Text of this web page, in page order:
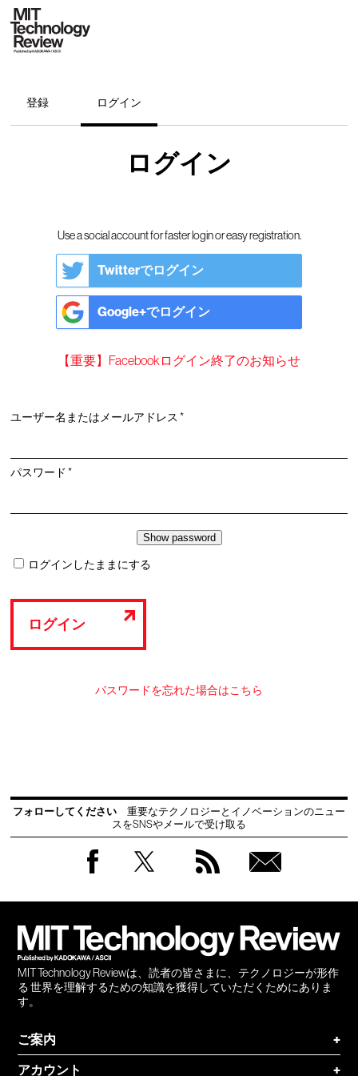
登録 ログイン
ログイン
Use a social account for faster login or easy registration.
Twitterでログイン
Google+でログイン
【重要】Facebookログイン終了のお知らせ
ユーザー名またはメールアドレス*必
パスワード*必
ログインしたままにする
ログイン
パスワードを忘れた場合はこちら
フォローしてください
重要なテクノロジーとイノベーションのニュー
スをSNSやメールで受け取る
MIT Technology Reviewは、読者の皆さまに、テクノロジーが形作
る 世界を理解するための知識を獲得していただくためにありま
す。
ご案内
+
アカウント
+